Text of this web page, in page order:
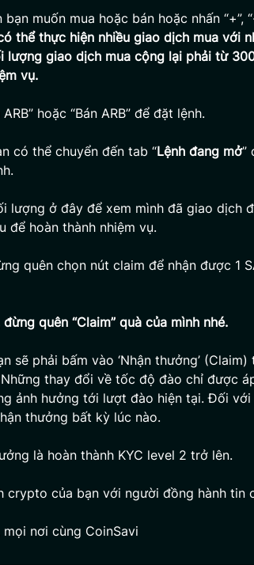
muốn mua hoặc bán hoặc nhấn “+”,
thể thực hiện nhiều giao dịch mua với
lượng giao dịch mua cộng lại phải từ
vụ.
hoặc “Bán ARB” để đặt lệnh.
có thể chuyển đến tab “Lệnh đang mở”
lượng ở đây để xem mình đã giao dịch
để hoàn thành nhiệm vụ.
quên chọn nút claim để nhận được 1
quên “Claim” quà của mình nhé.
sẽ phải bấm vào ‘Nhận thưởng’ (Claim)
thay đổi về tốc độ đào chỉ được
ảnh hưởng tới lượt đào hiện tại. Đối với
thưởng bất kỳ lúc nào.
là hoàn thành KYC level 2 trở lên.
crypto của bạn với người đồng hành tin
nơi cùng CoinSavi